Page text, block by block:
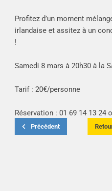
Profitez d’un moment
irlandaise et assitez à un
!
Samedi 8 mars à 20h30 à la
Tarif : 20€/personne
Réservation : 01 69 14 13 24
Précédent